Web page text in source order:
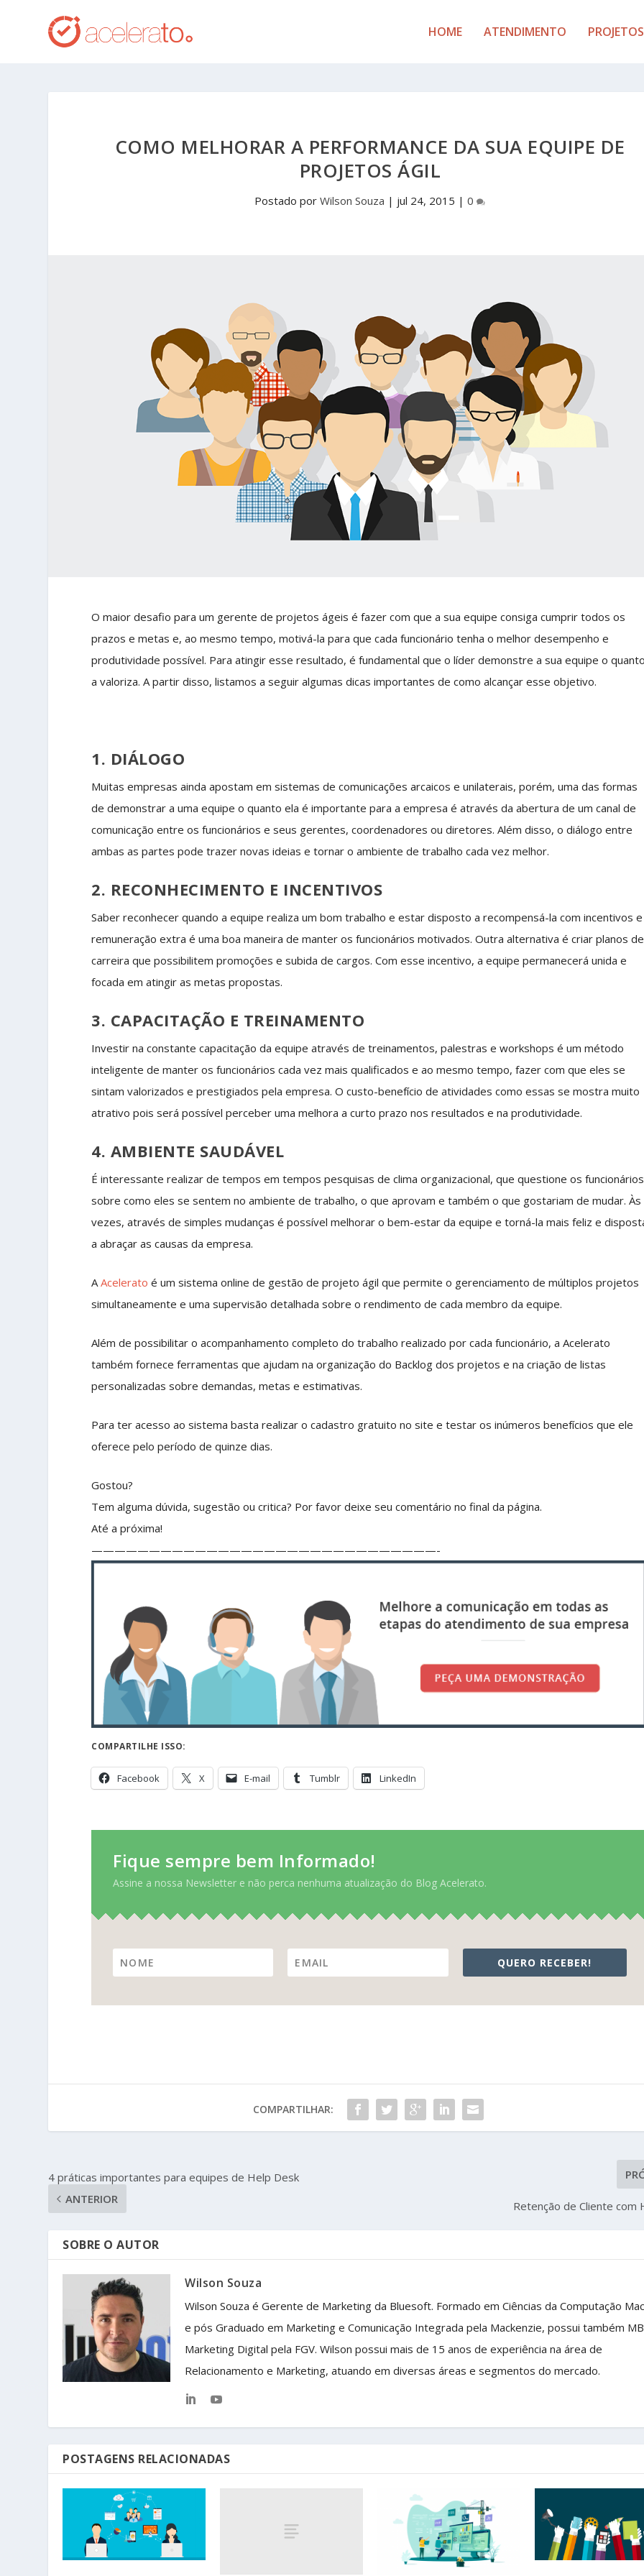
HOME ATENDIMENTO PROJETOS
COMO MELHORAR A PERFORMANCE DA SUA EQUIPE DE
PROJETOS ÁGIL
Postado porWilson Souza | jul 24, 2015 |0
O maior desafio para um gerente de projetos ágeis é fazer com que a sua equipe consiga cumprir todos os
prazos e metas e, ao mesmo tempo, motivá-la para que cada funcionário tenha o melhor desempenho e
produtividade possível. Para atingir esse resultado, é fundamental que o líder demonstre a sua equipe o
a valoriza. A partir disso, listamos a seguir algumas dicas importantes de como alcançar esse objetivo.
1. DIÁLOGO
Muitas empresas ainda apostam em sistemas de comunicações arcaicos e unilaterais, porém, uma das formas
de demonstrar a uma equipe o quanto ela é importante para a empresa é através da abertura de um canal de
comunicação entre os funcionários e seus gerentes, coordenadores ou diretores. Além disso, o diálogo entre
ambas as partes pode trazer novas ideias e tornar o ambiente de trabalho cada vez melhor.
2. RECONHECIMENTO E INCENTIVOS
Saber reconhecer quando a equipe realiza um bom trabalho e estar disposto a recompensá-la com incentivos e
remuneração extra é uma boa maneira de manter os funcionários motivados. Outra alternativa é criar planos de
carreira que possibilitem promoções e subida de cargos. Com esse incentivo, a equipe permanecerá unida e
focada em atingir as metas propostas.
3. CAPACITAÇÃO E TREINAMENTO
Investir na constante capacitação da equipe através de treinamentos, palestras e workshops é um método
inteligente de manter os funcionários cada vez mais qualificados e ao mesmo tempo, fazer com que eles se
sintam valorizados e prestigiados pela empresa. O custo-benefício de atividades como essas se mostra muito
atrativo pois será possível perceber uma melhora a curto prazo nos resultados e na produtividade.
4. AMBIENTE SAUDÁVEL
É interessante realizar de tempos em tempos pesquisas de clima organizacional, que questione os funcionários
sobre como eles se sentem no ambiente de trabalho, o que aprovam e também o que gostariam de mudar. Às
vezes, através de simples mudanças é possível melhorar o bem-estar da equipe e torná-la mais feliz e
a abraçar as causas da empresa.
AAcelerato é um sistema online de gestão de projeto ágil que permite o gerenciamento de múltiplos projetos
simultaneamente e uma supervisão detalhada sobre o rendimento de cada membro da equipe.
Além de possibilitar o acompanhamento completo do trabalho realizado por cada funcionário, a Acelerato
também fornece ferramentas que ajudam na organização do Backlog dos projetos e na criação de listas
personalizadas sobre demandas, metas e estimativas.
Para ter acesso ao sistema basta realizar o cadastro gratuito no site e testar os inúmeros benefícios que ele
oferece pelo período de quinze dias.
Gostou?
Tem alguma dúvida, sugestão ou critica? Por favor deixe seu comentário no final da página.
Até a próxima!
——————————————————————————————-
COMPARTILHE ISSO:
Facebook X E-mail Tumblr LinkedIn
Fique sempre bem Informado!
Assine a nossa Newsletter e não perca nenhuma atualização do Blog Acelerato.
QUERO RECEBER!
COMPARTILHAR:
4 práticas importantes para equipes de Help Desk
ANTERIOR
Retenção de Cliente com
SOBRE O AUTOR
Wilson Souza
Wilson Souza é Gerente de Marketing da Bluesoft. Formado em Ciências da Computação
e pós Graduado em Marketing e Comunicação Integrada pela Mackenzie, possui também
Marketing Digital pela FGV. Wilson possui mais de 15 anos de experiência na área de
Relacionamento e Marketing, atuando em diversas áreas e segmentos do mercado.
POSTAGENS RELACIONADAS